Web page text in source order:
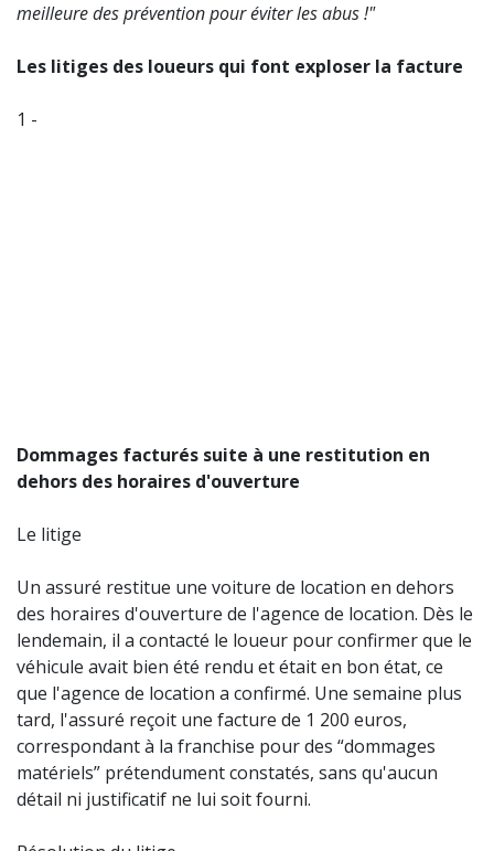
meilleure des prévention pour éviter les abus !"
Les litiges des loueurs qui font exploser la facture
1 -
Dommages facturés suite à une restitution en
dehors des horaires d'ouverture
Le litige
Un assuré restitue une voiture de location en dehors
des horaires d'ouverture de l'agence de location. Dès le
lendemain, il a contacté le loueur pour confirmer que le
véhicule avait bien été rendu et était en bon état, ce
que l'agence de location a confirmé. Une semaine plus
tard, l'assuré reçoit une facture de 1 200 euros,
correspondant à la franchise pour des “dommages
matériels” prétendument constatés, sans qu'aucun
détail ni justificatif ne lui soit fourni.